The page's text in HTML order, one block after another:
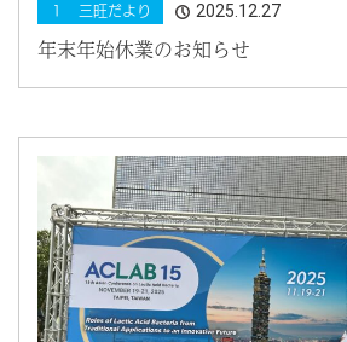
１ 三旺だより 2025.12.27
年末年始休業のお知らせ